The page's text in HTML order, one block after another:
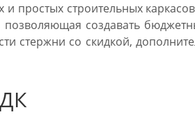
простых строительных
создавать
стержни со скидкой,